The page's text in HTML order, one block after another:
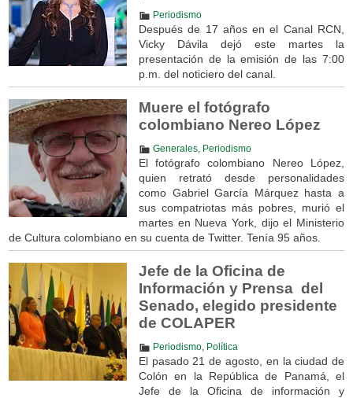
Periodismo
Después de 17 años en el Canal RCN,
Vicky Dávila dejó este martes la
presentación de la emisión de las 7:00
p.m. del noticiero del canal.
Muere el fotógrafo
colombiano Nereo López
Generales, Periodismo
El fotógrafo colombiano Nereo López,
quien retrató desde personalidades
como Gabriel García Márquez hasta a
sus compatriotas más pobres, murió el
martes en Nueva York, dijo el Ministerio
de Cultura colombiano en su cuenta de Twitter. Tenía 95 años.
Jefe de la Oficina de
Información y Prensa del
Senado, elegido presidente
de COLAPER
Periodismo, Política
El pasado 21 de agosto, en la ciudad de
Colón en la República de Panamá, el
Jefe de la Oficina de información y